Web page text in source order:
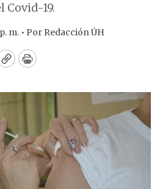
Covid-19.
m. • Por Redacción ÚH
CopyPrint